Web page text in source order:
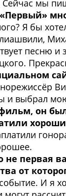
Сейчас мы
Я бы
песню и
и выбрал
он
не первая
от
И я